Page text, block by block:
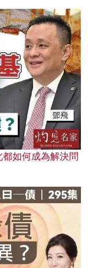
如何成為解決問